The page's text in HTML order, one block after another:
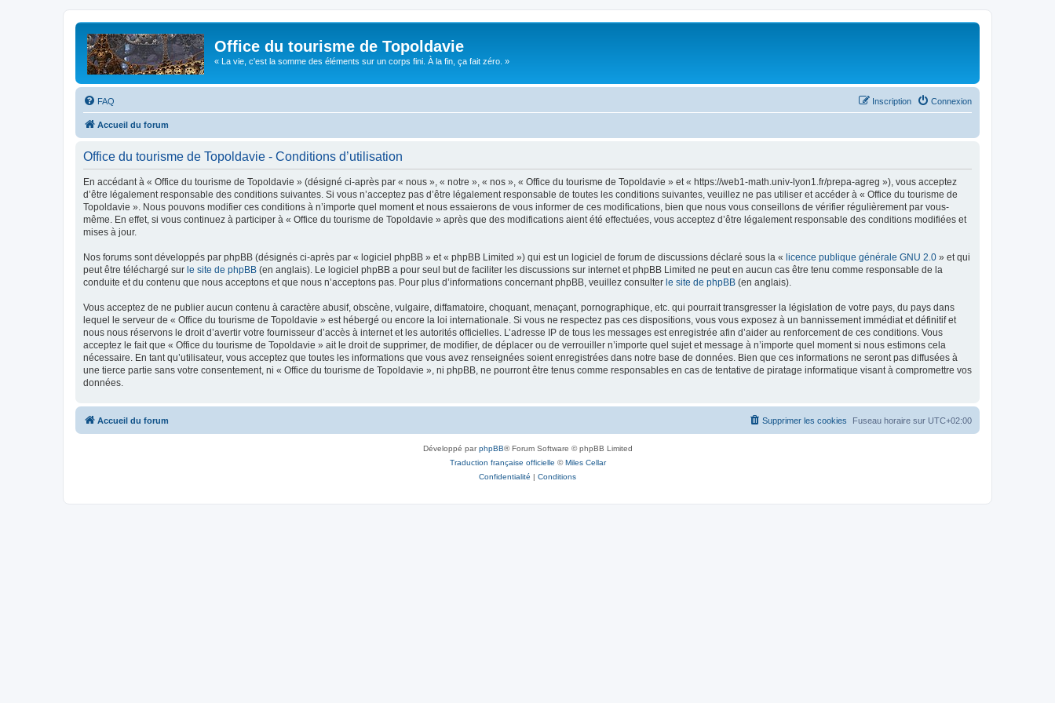
Office du tourisme de Topoldavie
« La vie, c'est la somme des éléments sur un corps fini. À la fin, ça fait zéro. »
FAQ Connexion
Inscription
Accueil du forum
Office du tourisme de Topoldavie - Conditions d’utilisation
En accédant à « Office du tourisme de Topoldavie » (désigné ci-après par « nous », « notre », « nos », « Office du tourisme de Topoldavie » et « https://web1-math.univ-lyon1.fr/prepa-agreg »), vous acceptez
d’être légalement responsable des conditions suivantes. Si vous n’acceptez pas d’être légalement responsable de toutes les conditions suivantes, veuillez ne pas utiliser et accéder à « Office du tourisme de
Topoldavie ». Nous pouvons modifier ces conditions à n’importe quel moment et nous essaierons de vous informer de ces modifications, bien que nous vous conseillons de vérifier régulièrement par vous-
même. En effet, si vous continuez à participer à « Office du tourisme de Topoldavie » après que des modifications aient été effectuées, vous acceptez d’être légalement responsable des conditions modifiées et
mises à jour.
Nos forums sont développés par phpBB (désignés ci-après par « logiciel phpBB » et « phpBB Limited ») qui est un logiciel de forum de discussions déclaré sous la « licence publique générale GNU 2.0 » et qui
peut être téléchargé sur le site de phpBB (en anglais). Le logiciel phpBB a pour seul but de faciliter les discussions sur internet et phpBB Limited ne peut en aucun cas être tenu comme responsable de la
conduite et du contenu que nous acceptons et que nous n’acceptons pas. Pour plus d’informations concernant phpBB, veuillez consulter le site de phpBB (en anglais).
Vous acceptez de ne publier aucun contenu à caractère abusif, obscène, vulgaire, diffamatoire, choquant, menaçant, pornographique, etc. qui pourrait transgresser la législation de votre pays, du pays dans
lequel le serveur de « Office du tourisme de Topoldavie » est hébergé ou encore la loi internationale. Si vous ne respectez pas ces dispositions, vous vous exposez à un bannissement immédiat et définitif et
nous nous réservons le droit d’avertir votre fournisseur d’accès à internet et les autorités officielles. L’adresse IP de tous les messages est enregistrée afin d’aider au renforcement de ces conditions. Vous
acceptez le fait que « Office du tourisme de Topoldavie » ait le droit de supprimer, de modifier, de déplacer ou de verrouiller n’importe quel sujet et message à n’importe quel moment si nous estimons cela
nécessaire. En tant qu’utilisateur, vous acceptez que toutes les informations que vous avez renseignées soient enregistrées dans notre base de données. Bien que ces informations ne seront pas diffusées à
une tierce partie sans votre consentement, ni « Office du tourisme de Topoldavie », ni phpBB, ne pourront être tenus comme responsables en cas de tentative de piratage informatique visant à compromettre vos
données.
Accueil du forum Fuseau horaire sur UTC+02:00
Supprimer les cookies
Développé parphpBB® Forum Software © phpBB Limited
Traduction française officielle ©Miles Cellar
Confidentialité | Conditions